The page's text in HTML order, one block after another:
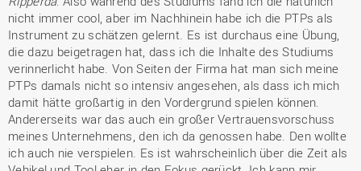
nicht immer cool, aber im Nachhinein habe ich die PTPs als
Instrument zu schätzen gelernt. Es ist durchaus eine Übung,
die dazu beigetragen hat, dass ich die Inhalte des Studiums
verinnerlicht habe. Von Seiten der Firma hat man sich meine
PTPs damals nicht so intensiv angesehen, als dass ich mich
damit hätte großartig in den Vordergrund spielen können.
Andererseits war das auch ein großer Vertrauensvorschuss
meines Unternehmens, den ich da genossen habe. Den wollte
ich auch nie verspielen. Es ist wahrscheinlich über die Zeit als